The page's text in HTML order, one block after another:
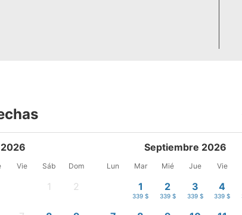
Vie Sáb Dom
1 2
Septiembre 2026
Lun Mar Mié Jue Vie
1
339 $
2
339 $
3
339 $
4
339 $